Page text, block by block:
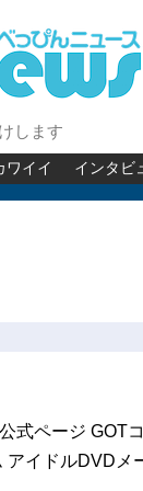
します
ワイイ インタビ
式ページ GOT
アイドルDVDメ